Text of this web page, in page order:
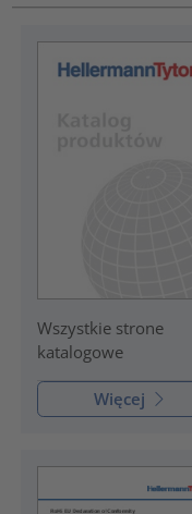
Wszystkie strone
katalogowe
Więcej